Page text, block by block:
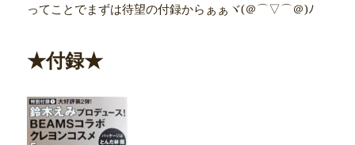
ってことでまずは待望の付録からぁぁヾ(＠⌒▽⌒＠)ﾉ
★付録★